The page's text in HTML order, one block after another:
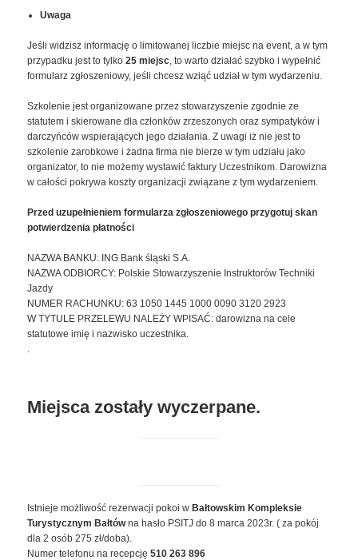
Uwaga
Jeśli widzisz informację o limitowanej liczbie miejsc na event, a w tym
przypadku jest to tylko25 miejsc , to warto działać szybko i wypełnić
formularz zgłoszeniowy, jeśli chcesz wziąć udział w tym wydarzeniu.
Szkolenie jest organizowane przez stowarzyszenie zgodnie ze
statutem i skierowane dla członków zrzeszonych oraz sympatyków i
darczyńców wspierających jego działania. Z uwagi iż nie jest to
szkolenie zarobkowe i żadna firma nie bierze w tym udziału jako
organizator, to nie możemy wystawić faktury Uczestnikom. Darowizna
w całości pokrywa koszty organizacji związane z tym wydarzeniem.
Przed uzupełnieniem formularza zgłoszeniowego przygotuj skan
potwierdzenia płatności
NAZWA BANKU: ING Bank śląski S.A.
NAZWA ODBIORCY: Polskie Stowarzyszenie Instruktorów Techniki
Jazdy
NUMER RACHUNKU: 63 1050 1445 1000 0090 3120 2923
W TYTULE PRZELEWU NALEŻY WPISAĆ: darowizna na cele
statutowe imię i nazwisko uczestnika.
.
Miejsca zostały wyczerpane.
Istnieje możliwość rezerwacji pokoi wBałtowskim Kompleksie
Turystycznym Bałtówna hasło PSITJ do 8 marca 2023r. ( za pokój
dla 2 osób 275 zł/doba).
Numer telefonu na recepcję510 263 896